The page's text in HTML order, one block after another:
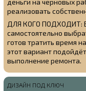
реализовать
ДЛЯ КОГО ПОДХОДИТ:
самостоятельно
готов тратить время
этот вариант
выполнение ремонта.
ДИЗАЙН ПОД КЛЮЧ